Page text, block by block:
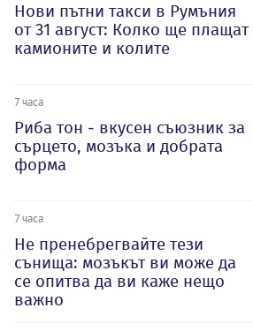
Нови пътни такси в Румъния
от 31 август: Колко ще плащат
камионите и колите
7 часа
Риба тон - вкусен съюзник за
сърцето, мозъка и добрата
форма
7 часа
Не пренебрегвайте тези
сънища: мозъкът ви може да
се опитва да ви каже нещо
важно